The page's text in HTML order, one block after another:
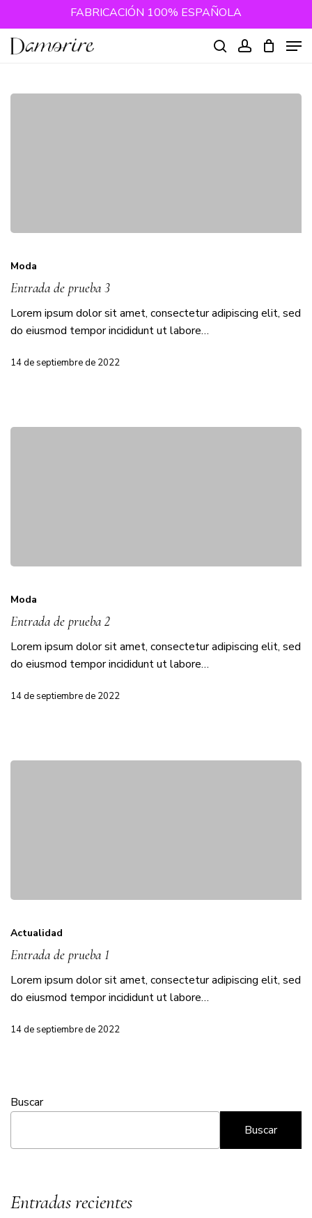
to
main
FABRICACIÓN 100% ESPAÑOLA
Cart Close
Cart
Moda
Entrada de prueba 3
Lorem ipsum dolor sit amet, consectetur adipiscing elit, sed
do eiusmod tempor incididunt ut labore…
14 de septiembre de 2022
Moda
Entrada de prueba 2
Lorem ipsum dolor sit amet, consectetur adipiscing elit, sed
do eiusmod tempor incididunt ut labore…
14 de septiembre de 2022
Actualidad
Entrada de prueba 1
Lorem ipsum dolor sit amet, consectetur adipiscing elit, sed
do eiusmod tempor incididunt ut labore…
14 de septiembre de 2022
Buscar
Buscar
Entradas recientes
Close